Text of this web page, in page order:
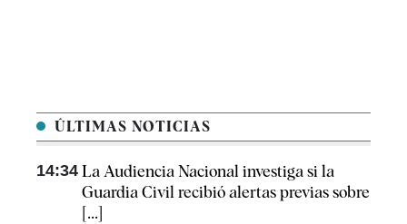
ÚLTIMAS NOTICIAS
14:34 La Audiencia Nacional investiga si la
Guardia Civil recibió alertas previas sobre
[...]